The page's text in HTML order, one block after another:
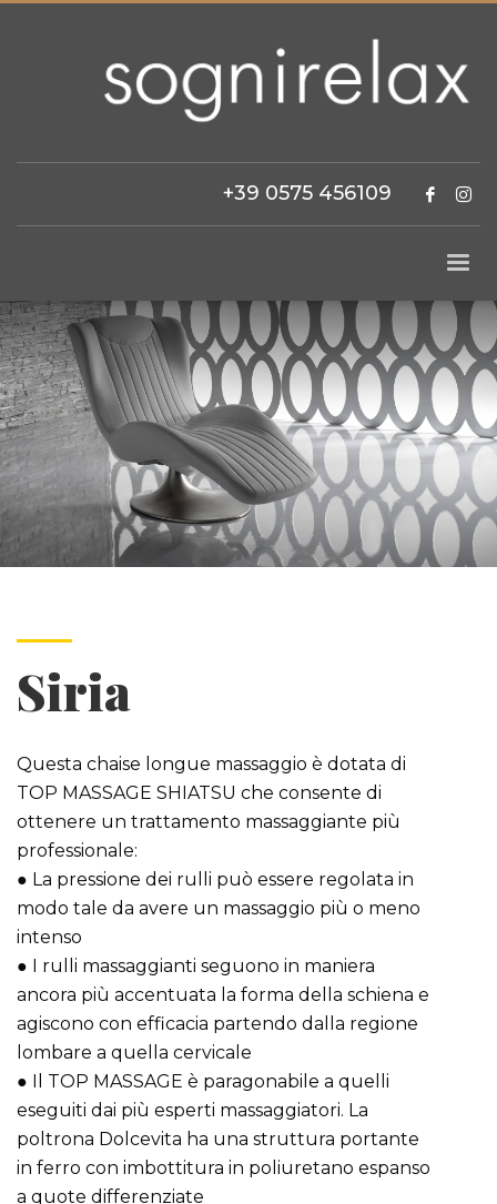
+39 0575 456109
Siria
Questa chaise longue massaggio è dotata di
TOP MASSAGE SHIATSU che consente di
ottenere un trattamento massaggiante più
professionale:
● La pressione dei rulli può essere regolata in
modo tale da avere un massaggio più o meno
intenso
● I rulli massaggianti seguono in maniera
ancora più accentuata la forma della schiena e
agiscono con efficacia partendo dalla regione
lombare a quella cervicale
● Il TOP MASSAGE è paragonabile a quelli
eseguiti dai più esperti massaggiatori. La
poltrona Dolcevita ha una struttura portante
in ferro con imbottitura in poliuretano espanso
a quote differenziate